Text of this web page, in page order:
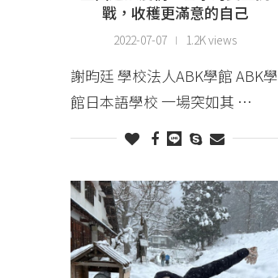
戰，收穫更滿意的自己
2022-07-07 1.2K views
謝昀廷 學校法人ABK學館 ABK學
館日本語學校 一場突如其 …